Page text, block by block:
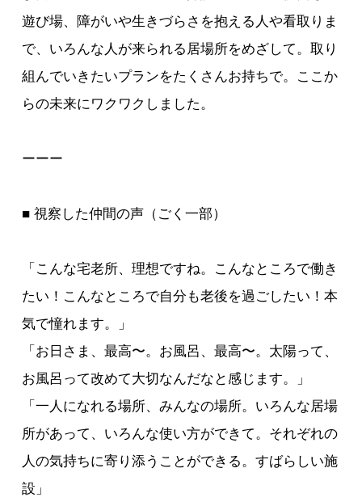
遊び場、障がいや生きづらさを抱える人や看取りま
で、いろんな人が来られる居場所をめざして。取り
組んでいきたいプランをたくさんお持ちで。ここか
らの未来にワクワクしました。
ーーー
■ 視察した仲間の声（ごく一部）
「こんな宅老所、理想ですね。こんなところで働き
たい！こんなところで自分も老後を過ごしたい！本
気で憧れます。」
「お日さま、最高〜。お風呂、最高〜。太陽って、
お風呂って改めて大切なんだなと感じます。」
「一人になれる場所、みんなの場所。いろんな居場
所があって、いろんな使い方ができて。それぞれの
人の気持ちに寄り添うことができる。すばらしい施
設」